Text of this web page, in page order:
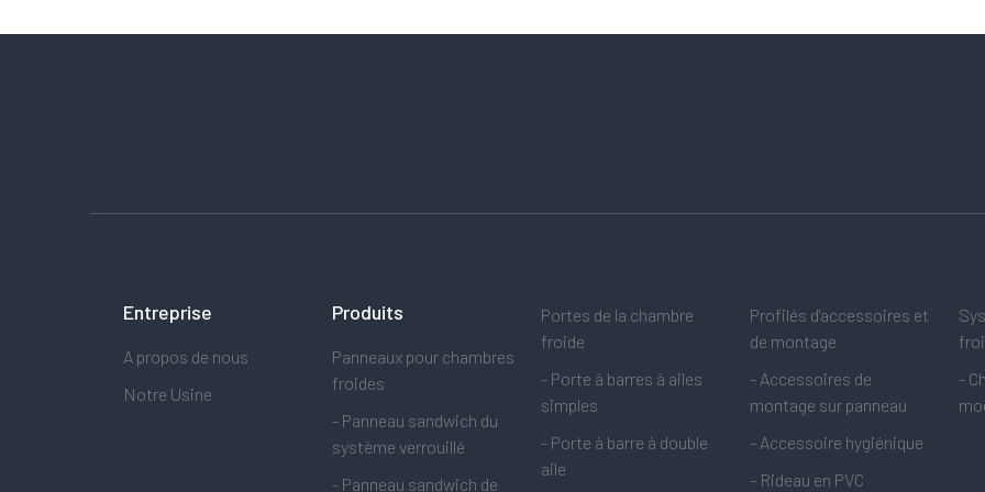
Entreprise
A propos de nous
Notre Usine
Produits
Panneaux pour chambres
froides
- Panneau sandwich du
système verrouillé
- Panneau sandwich de
Portes de la chambre
froide
- Porte à barres à ailes
simples
- Porte à barre à double
aile
Profilés d'accessoires et
de montage
- Accessoires de
montage sur panneau
- Accessoire hygiénique
- Rideau en PVC
-